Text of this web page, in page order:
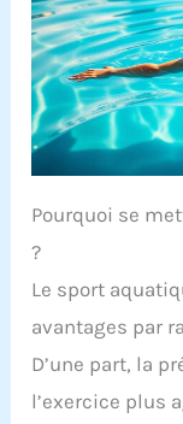
Pourquoi se
?
Le sport
avantages par
D’une part, la
l’exercice plus